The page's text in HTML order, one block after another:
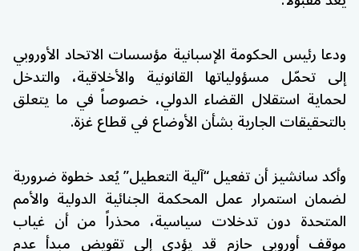
ودعا رئيس الحكومة الإسبانية مؤسسات الاتحاد الأوروبي
إلى تحمّل مسؤولياتها القانونية والأخلاقية، والتدخل
لحماية استقلال القضاء الدولي، خصوصاً في ما يتعلق
بالتحقيقات الجارية بشأن الأوضاع في قطاع غزة.
وأكد سانشيز أن تفعيل “آلية التعطيل” يُعد خطوة ضرورية
لضمان استمرار عمل المحكمة الجنائية الدولية والأمم
المتحدة دون تدخلات سياسية، محذراً من أن غياب
موقف أوروبي حازم قد يؤدي إلى تقويض مبدأ عدم